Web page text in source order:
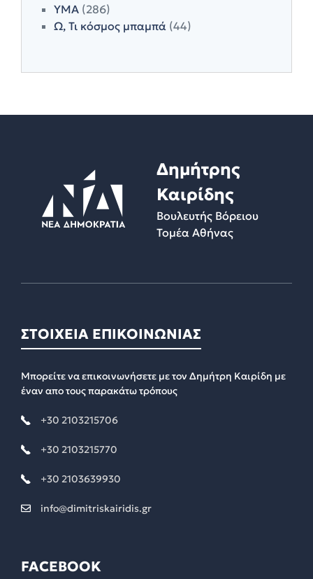
ΥΜΑ (286)
Ω, Τι κόσμος μπαμπά (44)
Δημήτρης
Καιρίδης
Βουλευτής Βόρειου
Τομέα Αθήνας
ΣΤΟΙΧΕΙΑ ΕΠΙΚΟΙΝΩΝΙΑΣ
Μπορείτε να επικοινωνήσετε με τον Δημήτρη Καιρίδη με
έναν απο τους παρακάτω τρόπους
+30 2103215706
+30 2103215770
+30 2103639930
info@dimitriskairidis.gr
FACEBOOK